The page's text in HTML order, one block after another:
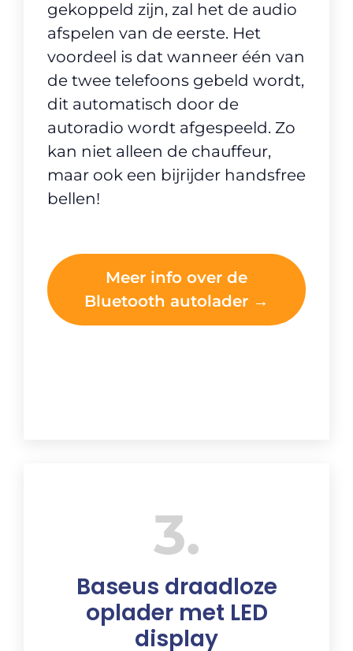
gekoppeld zijn, zal het de audio
afspelen van de eerste. Het
voordeel is dat wanneer één van
de twee telefoons gebeld wordt,
dit automatisch door de
autoradio wordt afgespeeld. Zo
kan niet alleen de chauffeur,
maar ook een bijrijder handsfree
bellen!
Meer info over de
Bluetooth autolader →
3
Baseus draadloze
oplader met LED
display